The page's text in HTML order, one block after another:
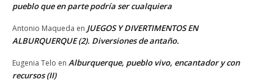
pueblo que en parte podría ser cualquiera
Antonio Maqueda en JUEGOS Y DIVERTIMENTOS EN
ALBURQUERQUE (2). Diversiones de antaño.
Eugenia Telo en Alburquerque, pueblo vivo, encantador y con
recursos (II)